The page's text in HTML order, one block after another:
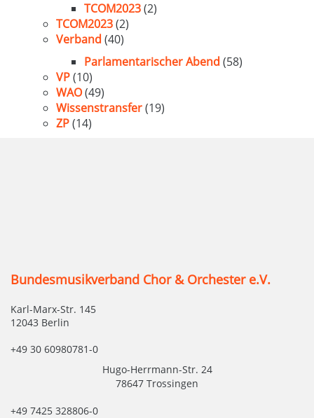
TCOM2023(2)
TCOM2023(2)
Verband (40)
Parlamentarischer Abend (58)
VP(10)
WAO(49)
Wissenstransfer(19)
ZP(14)
Bundesmusikverband Chor & Orchester e.V.
Karl-Marx-Str. 145
12043 Berlin
+49 30 60980781-0
Hugo-Herrmann-Str. 24
78647 Trossingen
+49 7425 328806-0